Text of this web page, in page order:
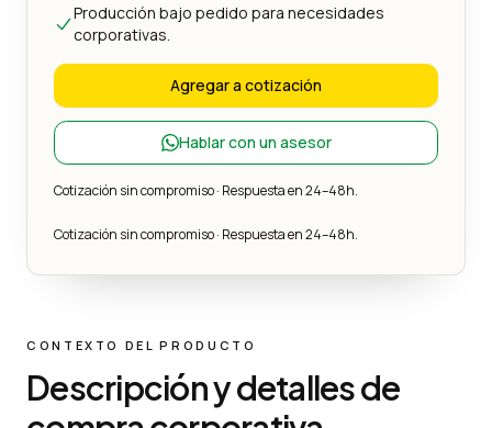
Producción bajo pedido para necesidades
corporativas.
Agregar a cotización
Hablar con un asesor
Cotización sin compromiso · Respuesta en 24–48h.
Cotización sin compromiso · Respuesta en 24–48h.
CONTEXTO DEL PRODUCTO
Descripción y detalles de